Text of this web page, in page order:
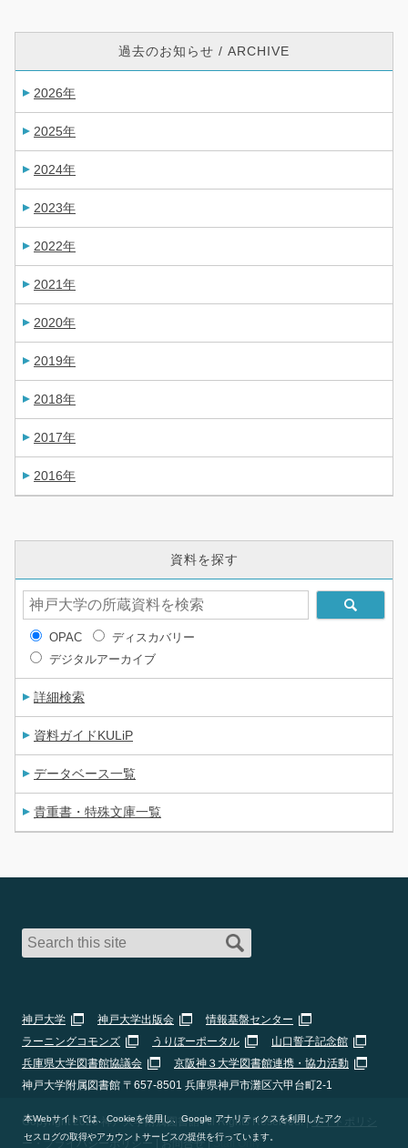
過去のお知らせ / ARCHIVE
2026年
2025年
2024年
2023年
2022年
2021年
2020年
2019年
2018年
2017年
2016年
資料を探す
OPAC
ディスカバリー
デジタルアーカイブ
詳細検索
資料ガイドKULiP
データベース一覧
貴重書・特殊文庫一覧
神戸大学 神戸大学出版会
情報基盤センター
ラーニングコモンズ
うりぼーポータル
山口誓子記念館
兵庫県大学図書館協議会
京阪神３大学図書館連携・協力活動
神戸大学附属図書館 〒657-8501 兵庫県神戸市灘区六甲台町2-1
Copyright 2026 神戸大学附属図書館 All Rights Reserved. |サイトポリシ
ー・プライバシーポリシー
お問合せ| Staff Only
本Webサイトでは、Cookieを使用し、Google アナリティクスを利用したアク
セスログの取得やアカウントサービスの提供を行っています。